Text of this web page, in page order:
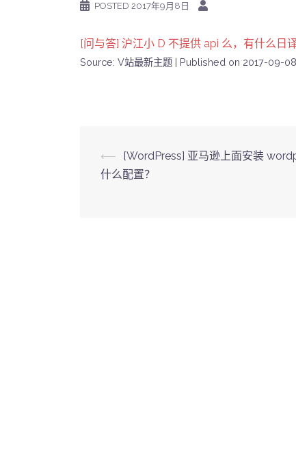
POSTED 2017年9月8日
[问与答] 沪江小 D 不提供 api 么，有什么日
Source: V站最新主题 Published on 2017-09-08
Post
⟵
[WordPress] 亚马逊上面安装
什么配置？